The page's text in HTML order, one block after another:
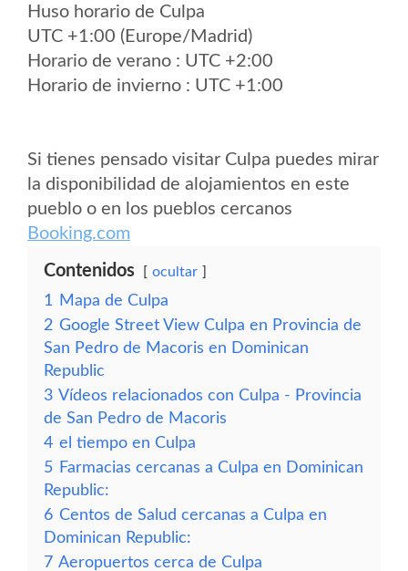
Huso horario de Culpa
UTC +1:00 (Europe/Madrid)
Horario de verano : UTC +2:00
Horario de invierno : UTC +1:00
Si tienes pensado visitar Culpa puedes mirar
la disponibilidad de alojamientos en este
pueblo o en los pueblos cercanos
Booking.com
Contenidos ocultar
1
Mapa de Culpa
2 Google Street View Culpa en Provincia de
San Pedro de Macoris en Dominican
Republic
3 Vídeos relacionados con Culpa - Provincia
de San Pedro de Macoris
4 el tiempo en Culpa
5 Farmacias cercanas a Culpa en Dominican
Republic:
6 Centos de Salud cercanas a Culpa en
Dominican Republic:
7 Aeropuertos cerca de Culpa